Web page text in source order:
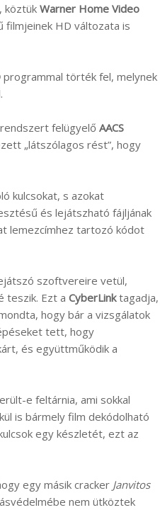
köztük Warner Home Video
filmjeinek HD változata is
programmal törték fel, melynek
felügyelő AACS
„látszólagos rést”, hogy
kulcsokat, s azokat
és lejátszható fájljának
lemezcímhez tartozó kódot
szoftvereire vetül,
teszik. Ezt a CyberLinktagadja,
hogy bár a vizsgálatok
tett, hogy
és együttműködik a
e feltárnia, ami sokkal
is bármely film dekódolható
egy készletét, ezt az
egy másik cracker Janvitos
nem ütköztek